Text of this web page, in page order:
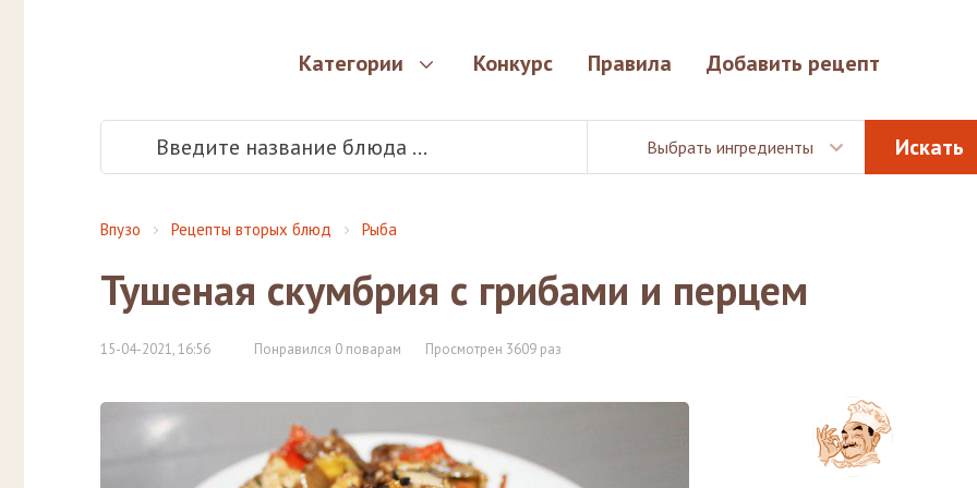
Категории Конкурс Правила Добавить рецепт
Выбрать ингредиенты
Впузо Рецепты вторых блюд Рыба
Тушеная скумбрия с грибами и перцем
15-04-2021, 16:56 Понравился 0 поварам Просмотрен 3609 раз